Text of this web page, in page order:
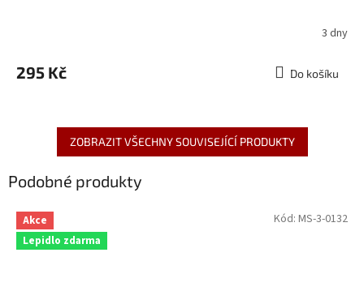
3 dny
295 Kč Do košíku
ZOBRAZIT VŠECHNY SOUVISEJÍCÍ PRODUKTY
Podobné produkty
Akce
Lepidlo zdarma
Kód: MS-3-0132